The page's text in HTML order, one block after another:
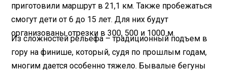
приготовили маршрут в 21,1 км. Также пробежаться
смогут дети от 6 до 15 лет. Для них будут
организованы отрезки в 300, 500 и 1000 м.
Из сложностей рельефа – традиционный подъем в
гору на финише, который, судя по прошлым годам,
многим дается особенно тяжело. Бывалые бегуны